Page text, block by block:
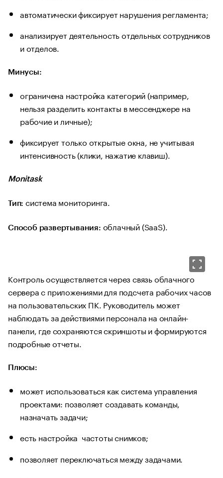
автоматически фиксирует нарушения регламента;
анализирует деятельность отдельных сотрудников
и отделов.
Минусы:
ограничена настройка категорий (например,
нельзя разделить контакты в мессенджере на
рабочие и личные);
фиксирует только открытые окна, не учитывая
интенсивность (клики, нажатие клавиш).
Monitask
Тип: система мониторинга.
Способ развертывания: облачный (SaaS).
Контроль осуществляется через связь облачного
сервера с приложениями для подсчета рабочих часов
на пользовательских ПК. Руководитель может
наблюдать за действиями персонала на онлайн-
панели, где сохраняются скриншоты и формируются
подробные отчеты.
Плюсы:
может использоваться как система управления
проектами: позволяет создавать команды,
назначать задачи;
есть настройка частоты снимков;
позволяет переключаться между задачами.